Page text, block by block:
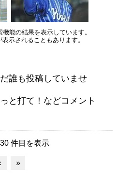
能の結果を表示しています。
示されることもあります。
誰も投稿していませ
と打て！などコメント
件目を表示
»